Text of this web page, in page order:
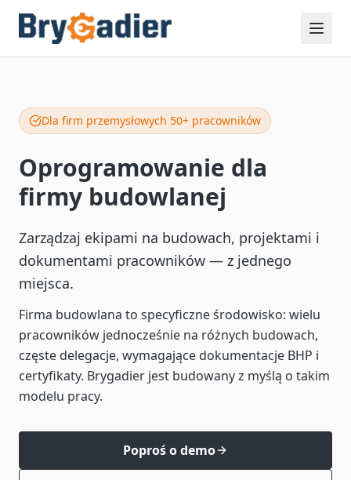
Dla firm przemysłowych 50+ pracowników
Oprogramowanie dla
firmy budowlanej
Zarządzaj ekipami na budowach, projektami i
dokumentami pracowników — z jednego
miejsca.
Firma budowlana to specyficzne środowisko: wielu
pracowników jednocześnie na różnych budowach,
częste delegacje, wymagające dokumentacje BHP i
certyfikaty. Brygadier jest budowany z myślą o takim
modelu pracy.
Poproś o demo